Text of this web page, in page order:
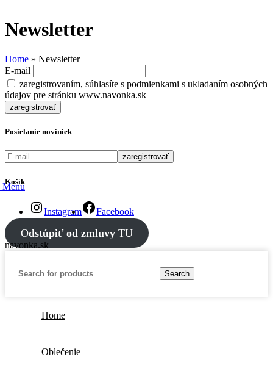
Menu
Newsletter
Home » Newsletter
E-mail
zaregistrovaním, súhlasíte s podmienkami s ukladaním osobných
údajov pre stránku www.navonka.sk
Posielanie noviniek
Košík
Instagram Facebook
Odstúpiť od zmluvy TU
navonka.sk
Search
Home
Oblečenie